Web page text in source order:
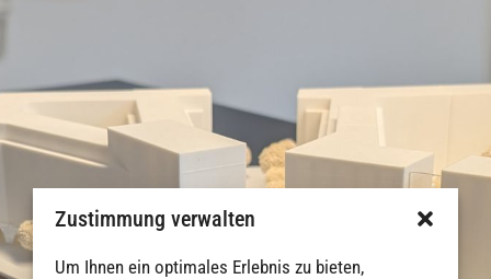
Zustimmung verwalten
Um Ihnen ein optimales Erlebnis zu bieten,